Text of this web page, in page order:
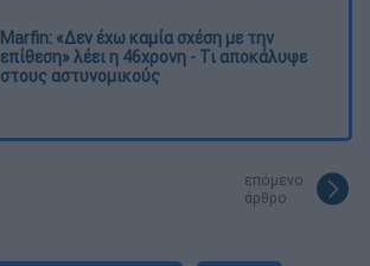
Marfin: «Δεν έχω καμία σχέση με την
επίθεση» λέει η 46χρονη - Τι αποκάλυψε
στους αστυνομικούς
επόμενο
άρθρο